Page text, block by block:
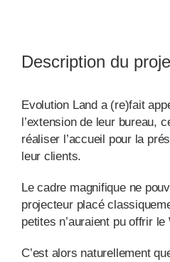
Description du
Evolution Land a (re)fait
l’extension de leur bureau,
réaliser l’accueil pour la
leur clients.
Le cadre magnifique ne
projecteur placé
petites n’auraient pu offrir
C’est alors naturellement